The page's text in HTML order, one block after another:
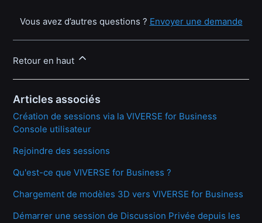
Vous avez d’autres questions ? Envoyer une demande
Retour en haut
Articles associés
Création de sessions via la VIVERSE for Business
Console utilisateur
Rejoindre des sessions
Qu'est-ce que VIVERSE for Business ?
Chargement de modèles 3D vers VIVERSE for Business
Démarrer une session de Discussion Privée depuis les